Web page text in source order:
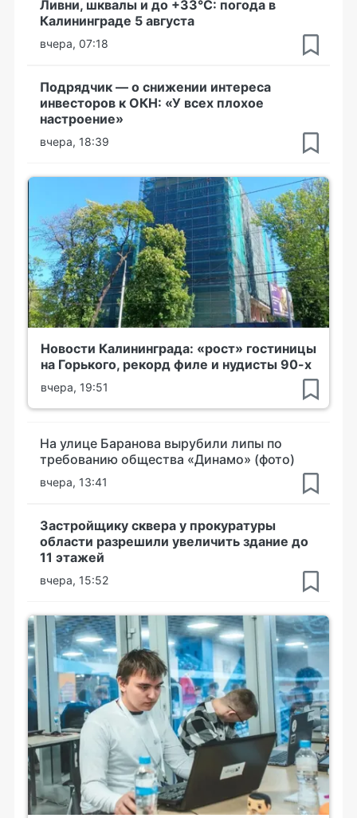
Ливни, шквалы и до +33°С: погода в
Калининграде 5 августа
вчера, 07:18
Подрядчик — о снижении интереса
инвесторов к ОКН: «У всех плохое
настроение»
вчера, 18:39
Новости Калининграда: «рост» гостиницы
на Горького, рекорд филе и нудисты 90-х
вчера, 19:51
На улице Баранова вырубили липы по
требованию общества «Динамо» (фото)
вчера, 13:41
Застройщику сквера у прокуратуры
области разрешили увеличить здание до
11 этажей
вчера, 15:52